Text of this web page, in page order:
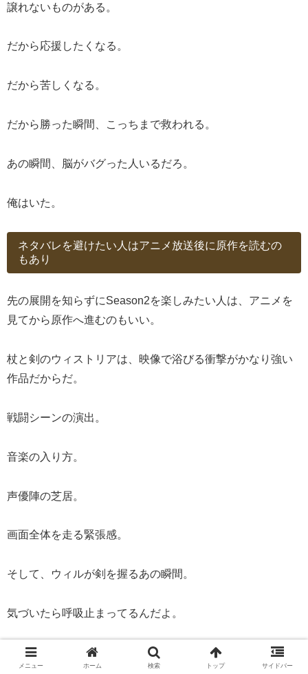
譲れないものがある。
だから応援したくなる。
だから苦しくなる。
だから勝った瞬間、こっちまで救われる。
あの瞬間、脳がバグった人いるだろ。
俺はいた。
ネタバレを避けたい人はアニメ放送後に原作を読むの
もあり
先の展開を知らずにSeason2を楽しみたい人は、アニメを
見てから原作へ進むのもいい。
杖と剣のウィストリアは、映像で浴びる衝撃がかなり強い
作品だからだ。
戦闘シーンの演出。
音楽の入り方。
声優陣の芝居。
画面全体を走る緊張感。
そして、ウィルが剣を握るあの瞬間。
気づいたら呼吸止まってるんだよ。
初見だからこそ、心臓を持っていかれる場面もある。
メニュー ホーム 検索 トップ サイドバー